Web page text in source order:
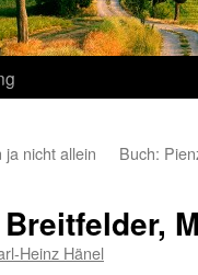
ja nicht allein Buch:
Heinz Hänel